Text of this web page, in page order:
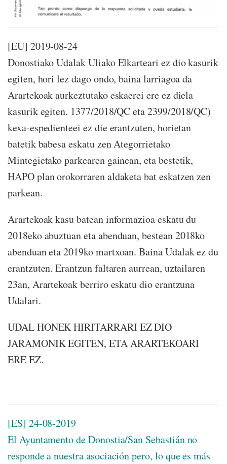
[EU] 2019-08-24
Donostiako Udalak Uliako Elkarteari ez dio kasurik
egiten, hori lez dago ondo, baina larriagoa da
Arartekoak aurkeztutako eskaerei ere ez diela
kasurik egiten. 1377/2018/QC eta 2399/2018/QC)
kexa-espedienteei ez die erantzuten, horietan
batetik babesa eskatu zen Ategorrietako
Mintegietako parkearen gainean, eta bestetik,
HAPO plan orokorraren aldaketa bat eskatzen zen
parkean.
Arartekoak kasu batean informazioa eskatu du
2018eko abuztuan eta abenduan, bestean 2018ko
abenduan eta 2019ko martxoan. Baina Udalak ez du
erantzuten. Erantzun faltaren aurrean, uztailaren
23an, Arartekoak berriro eskatu dio erantzuna
Udalari.
UDAL HONEK HIRITARRARI EZ DIO
JARAMONIK EGITEN, ETA ARARTEKOARI
ERE EZ.
[ES] 24-08-2019
El Ayuntamento de Donostia/San Sebastián no
responde a nuestra asociación pero, lo que es más